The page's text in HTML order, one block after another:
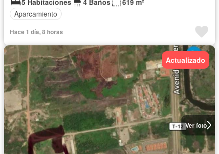
Aparcamiento
Hace 1 día, 8 horas
Ver foto
Actualizado